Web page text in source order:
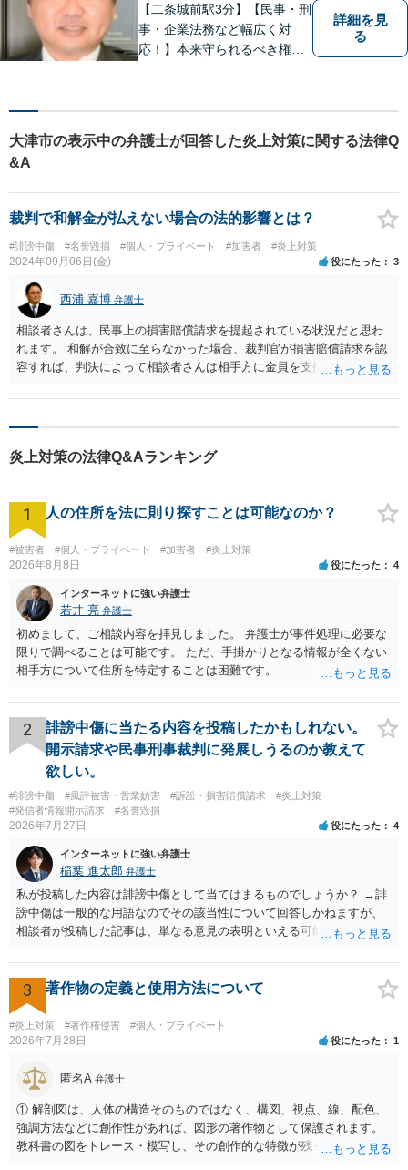
【二条城前駅3分】【民事・刑
事・企業法務など幅広く対
応！】本来守られるべき権
弁護してまいります。お一人
す。まずはご相談ください。
詳細を見
る
大津市の表示中の弁護士が回答した炎上対策に関する法律Q
&A
裁判で和解金が払えない場合の法的影響とは？
#誹謗中傷 #名誉毀損 #個人・プライベート #加害者 #炎上対策
2024年09月06日(金) 役にたった 3
西浦 嘉博 弁護士
相談者さんは、民事上の損害賠償請求を提起されている状況だと思わ
れます。 和解が合致に至らなかった場合、裁判官が損害賠償請求を認
容すれば、判決によって相談者さんは相手方に金員を支払う法的義務
は、相手方次第となります。 裁判資料の受領については、ご担当の弁
炎上対策の法律Q&Aランキング
1 人の住所を法に則り探すことは可能なのか？
#被害者 #個人・プライベート #加害者 #炎上対策
2026年8月8日 役にたった 4
インターネットに強い弁護士
若井 亮 弁護士
初めまして、ご相談内容を拝見しました。 弁護士が事件処理に必要な
限りで調べることは可能です。 ただ、手掛かりとなる情報が全くない
相手方について住所を特定することは困難です。
2
誹謗中傷に当たる内容を投稿したかもしれない。
開示請求や民事刑事裁判に発展しうるのか教えて
欲しい。
#誹謗中傷 #風評被害・営業妨害 #訴訟・損害賠償請求
#炎上対策
#発信者情報開示請求
#名誉毀損
2026年7月27日 役にたった 4
インターネットに強い弁護士
稲葉 進太郎 弁護士
私が投稿した内容は誹謗中傷として当てはまるものでしょうか？ →誹
謗中傷は一般的な用語なのでその該当性について回答しかねますが、
相談者が投稿した記事は、単なる意見の表明といえる可能性が高く、
て、開示請求が認められたり、民事裁判や刑事裁判に発展しうるもの
でしょうか？ →権利侵害や、名誉毀損・侮辱に該当する可能性が低い
ため、民事裁判や刑事裁判に発展することはあまり考えられないよう
に思われます。
3 著作物の定義と使用方法について
#炎上対策 #著作権侵害 #個人・プライベート
2026年7月28日 役にたった 1
匿名A 弁護士
① 解剖図は、人体の構造そのものではなく、構図、視点、線、配色、
強調方法などに創作性があれば、図形の著作物として保護されます。
教科書の図をトレース・模写し、その創作的な特徴が残っていれば、